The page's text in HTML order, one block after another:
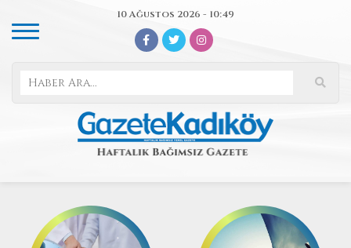
10 Ağustos 2026 - 10:49